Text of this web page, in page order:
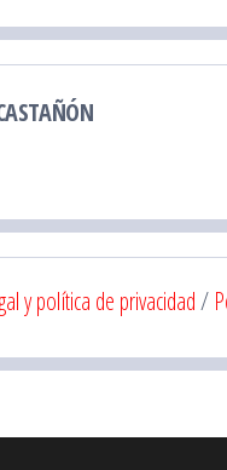
y política de privacidad/